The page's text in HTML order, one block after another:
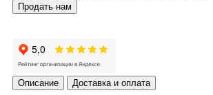
Продать нам
Описание Доставка и оплата